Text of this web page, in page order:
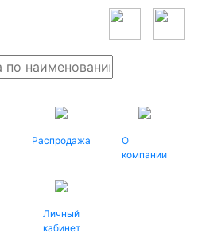
Распродажа
О
компании
Личный
кабинет